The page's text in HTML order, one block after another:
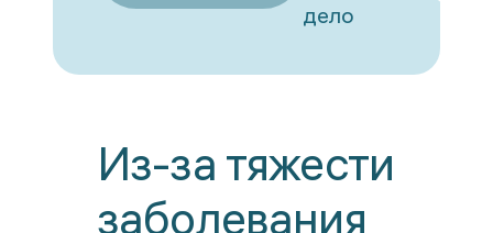
дело
Из-за тяжести
заболевания